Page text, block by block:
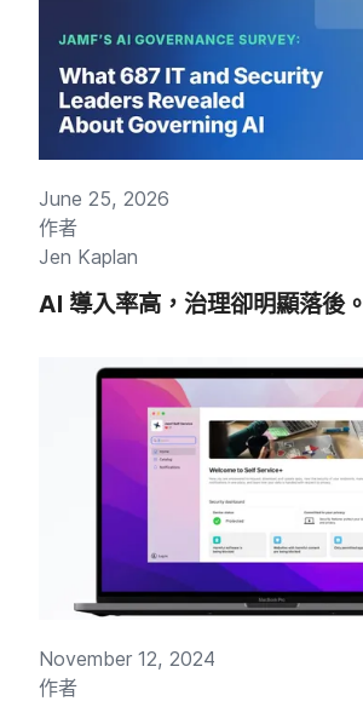
June 25, 2026
作​者
Jen Kaplan
AI 導入率​高，​治理​卻​明​顯落後。
November 12, 2024
作​者